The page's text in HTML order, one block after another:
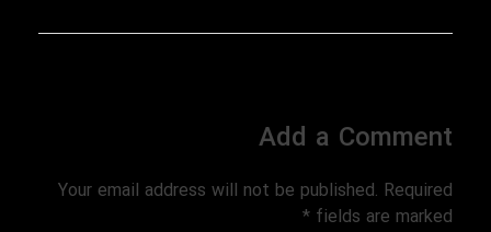
Add a Comment
Your email address will not be published. Required
fields are marked *